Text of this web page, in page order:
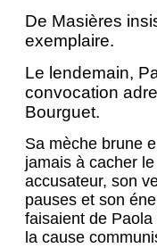
De Masières
exemplaire.
Le lendemain,
convocation
Bourguet.
Sa mèche brune
jamais à cacher
accusateur, son
pauses et son
faisaient de Paola
la cause